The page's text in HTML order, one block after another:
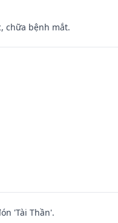
chữa bệnh mắt.
'Tài Thần'.